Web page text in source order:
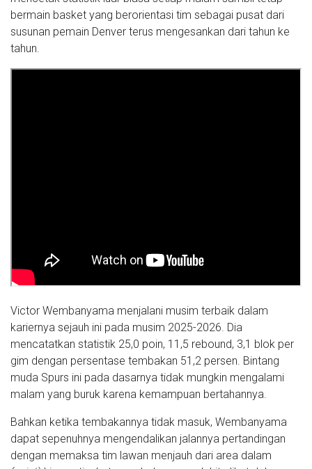
bermain basket yang berorientasi tim sebagai pusat dari
susunan pemain Denver terus mengesankan dari tahun ke
tahun.
Victor Wembanyama menjalani musim terbaik dalam
kariernya sejauh ini pada musim 2025-2026. Dia
mencatatkan statistik 25,0 poin, 11,5 rebound, 3,1 blok per
gim dengan persentase tembakan 51,2 persen. Bintang
muda Spurs ini pada dasarnya tidak mungkin mengalami
malam yang buruk karena kemampuan bertahannya.
Bahkan ketika tembakannya tidak masuk, Wembanyama
dapat sepenuhnya mengendalikan jalannya pertandingan
dengan memaksa tim lawan menjauh dari area dalam